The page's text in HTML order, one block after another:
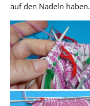
auf den Nadeln haben.